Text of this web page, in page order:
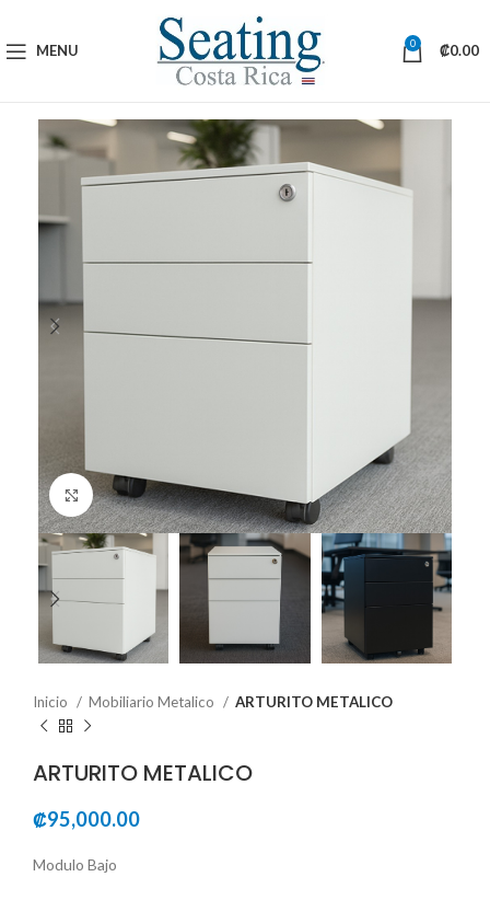
MENU 0 ₡0.00
Click to enlarge
Inicio Mobiliario Metalico ARTURITO METALICO
ARTURITO METALICO
₡95,000.00
Modulo Bajo